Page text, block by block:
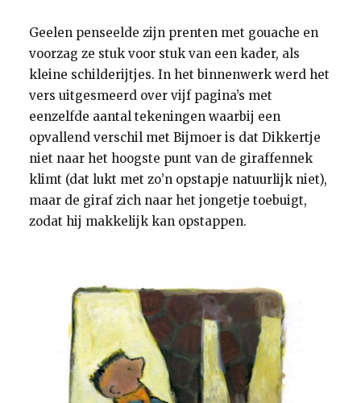
Geelen penseelde zijn prenten met gouache en
voorzag ze stuk voor stuk van een kader, als
kleine schilderijtjes. In het binnenwerk werd het
vers uitgesmeerd over vijf pagina’s met
eenzelfde aantal tekeningen waarbij een
opvallend verschil met Bijmoer is dat Dikkertje
niet naar het hoogste punt van de giraffennek
klimt (dat lukt met zo’n opstapje natuurlijk niet),
maar de giraf zich naar het jongetje toebuigt,
zodat hij makkelijk kan opstappen.